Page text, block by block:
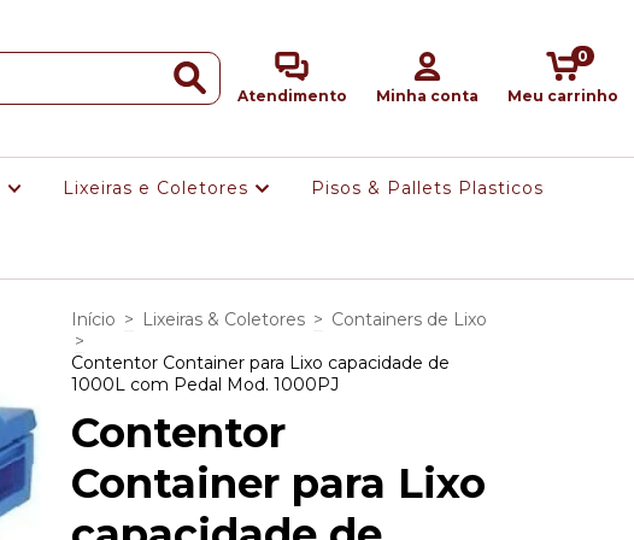
Atendimento Minha conta Meu carrinho
0
Lixeiras e Coletores Pisos & Pallets Plasticos
Início > Lixeiras & Coletores > Containers de Lixo
>
Contentor Container para Lixo capacidade de
1000L com Pedal Mod. 1000PJ
Contentor
Container para Lixo